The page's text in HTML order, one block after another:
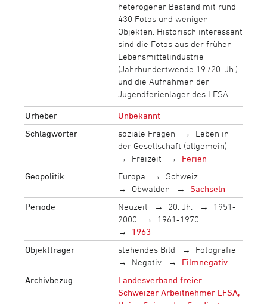
heterogener Bestand mit rund
430 Fotos und wenigen
Objekten. Historisch interessant
sind die Fotos aus der frühen
Lebensmittelindustrie
(Jahrhundertwende 19./20. Jh.)
und die Aufnahmen der
Jugendferienlager des LFSA.
Urheber
Unbekannt
Schlagwörter
soziale Fragen
Leben in
der Gesellschaft (allgemein)
Freizeit
Ferien
Geopolitik
Europa
Schweiz
Obwalden
Sachseln
Periode
Neuzeit 20. Jh.
1951-
2000
1961-1970
1963
Objektträger
stehendes Bild
Fotografie
Negativ
Filmnegativ
Archivbezug
Landesverband freier
Schweizer Arbeitnehmer LFSA,